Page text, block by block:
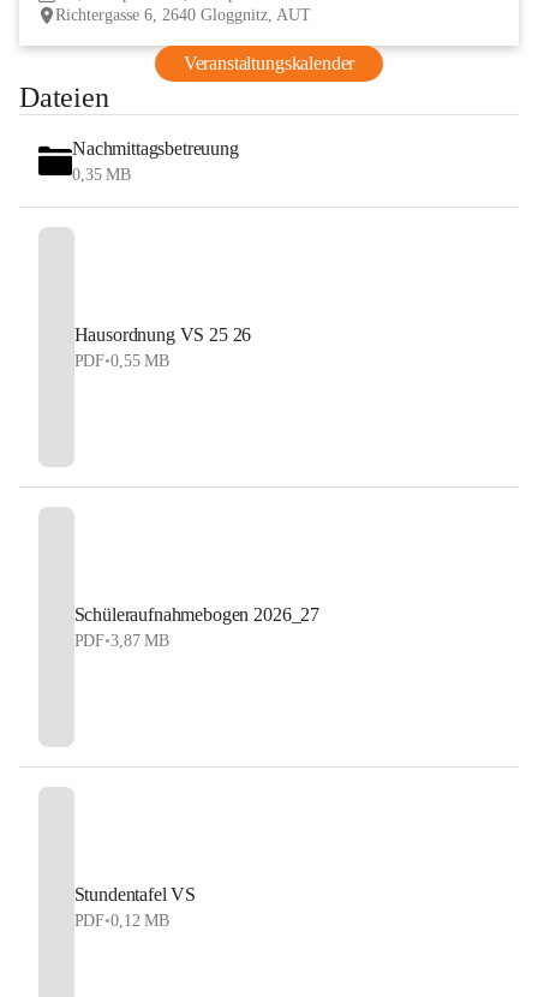
Richtergasse 6, 2640 Gloggnitz, AUT
Veranstaltungskalender
Dateien
Nachmittagsbetreuung
0,35 MB
Hausordnung VS 25 26
PDF•0,55 MB
Schüleraufnahmebogen 2026_27
PDF•3,87 MB
Stundentafel VS
PDF•0,12 MB